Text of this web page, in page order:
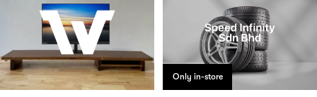
Only in-store